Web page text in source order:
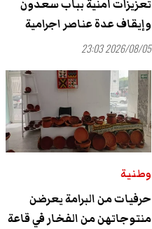
تعزيزات أمنية بباب سعدون
وإيقاف عدة عناصر اجرامية
2026/08/05 23:03
وطنية
حرفيات من البرامة يعرضن
منتوجاتهن من الفخار في قاعة